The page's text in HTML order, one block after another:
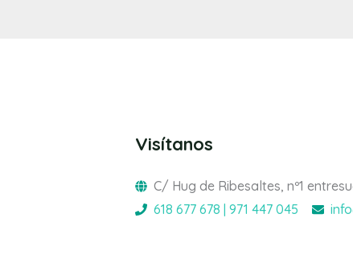
Visítanos
C/ Hug de Ribesaltes, nº1
618 677 678 | 971 447 045